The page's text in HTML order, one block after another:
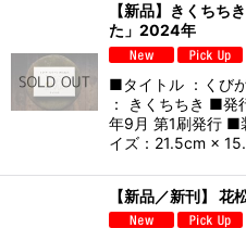
【新品】きくちち
た」2024年
■タイトル ：くび
： きくちちき ■
年9月 第1刷発行 ■
イズ：21.5cm ×
【新品／新刊】